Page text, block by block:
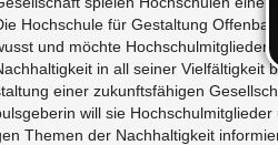
Hoch­schu­le für Ge­stal­tung
und möch­te Hoch­schul­mit­glie­der
in all sei­ner
einer zu­kunfts­fä­hi­gen
will sie
The­men der Nach­hal­tig­keit